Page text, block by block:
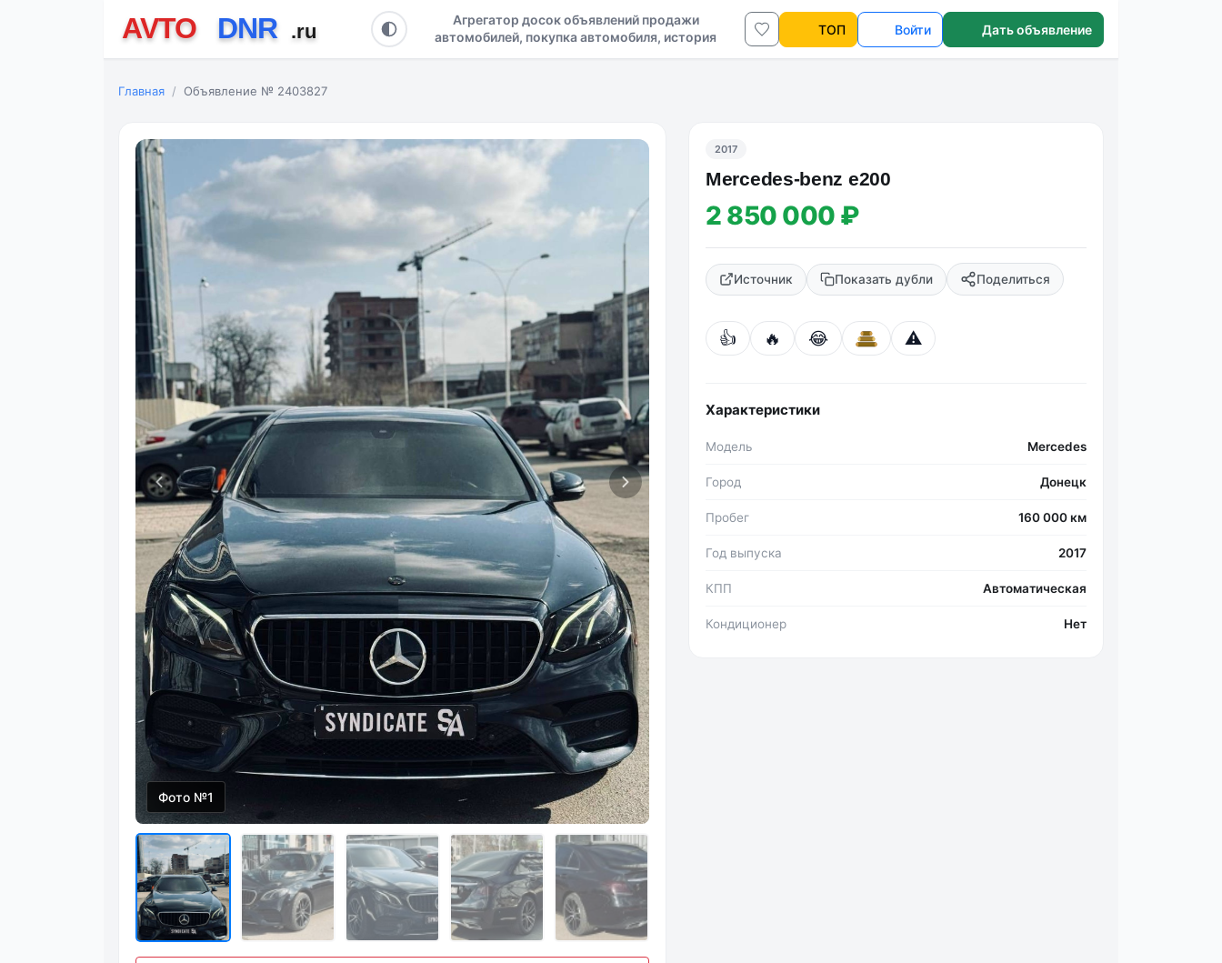
Агрегатор досок объявлений продажи
автомобилей, покупка автомобиля, история
авто в ДНР и ЛНР
ТОП Войти Дать объявление
Главная Объявление № 2403827
Фото №1
Фото №2
2017
Mercedes-benz e200
2 850 000 ₽
Источник Показать дубли Поделиться
👍 🔥 😂 ⚠️
Характеристики
Модель Mercedes
Город Донецк
Пробег 160 000 км
Год выпуска 2017
КПП Автоматическая
Кондиционер Нет